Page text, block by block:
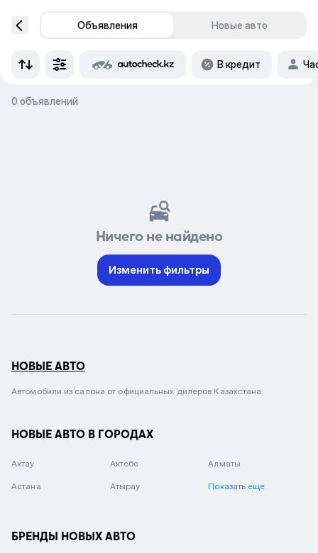
Объявления Новые авто
В кредит
0 объявлений
Ничего не найдено
Изменить фильтры
НОВЫЕ АВТО
Автомобили из салона от официальных дилеров Казахстана.
НОВЫЕ АВТО В ГОРОДАХ
Актау Актобе Алматы
Астана Атырау Показать еще
БРЕНДЫ НОВЫХ АВТО